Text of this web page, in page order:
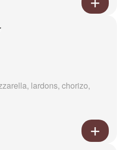
lardons, chorizo,